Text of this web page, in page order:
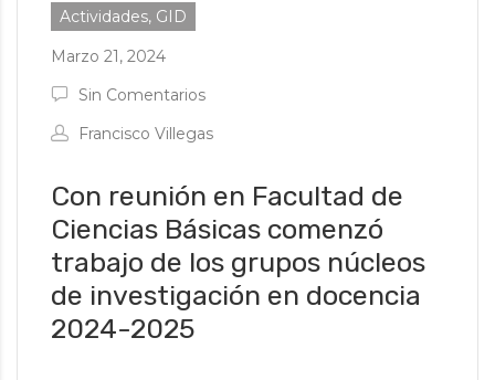
Actividades, GID
Marzo 21, 2024
Sin Comentarios
Francisco Villegas
Con reunión en Facultad de
Ciencias Básicas comenzó
trabajo de los grupos núcleos
de investigación en docencia
2024-2025